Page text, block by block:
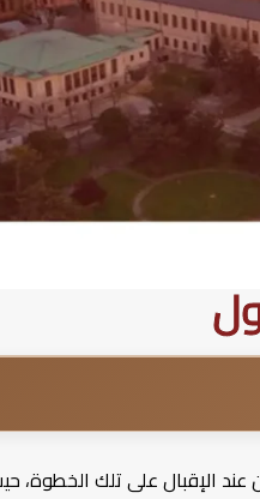
الإقبال على تلك الخطوة، حيث